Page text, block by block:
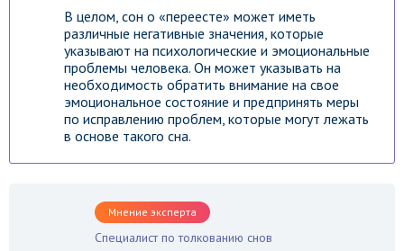
В целом, сон о «переесте» может иметь
различные негативные значения, которые
указывают на психологические и эмоциональные
проблемы человека. Он может указывать на
необходимость обратить внимание на свое
эмоциональное состояние и предпринять меры
по исправлению проблем, которые могут лежать
в основе такого сна.
Мнение эксперта
Специалист по толкованию снов